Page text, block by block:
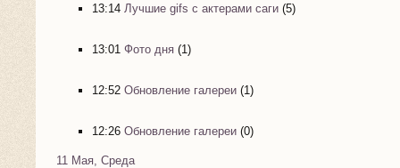
13:14 Лучшие gifs с актерами саги (5)
13:01 Фото дня (1)
12:52 Обновление галереи (1)
12:26 Обновление галереи (0)
11 Мая, Среда